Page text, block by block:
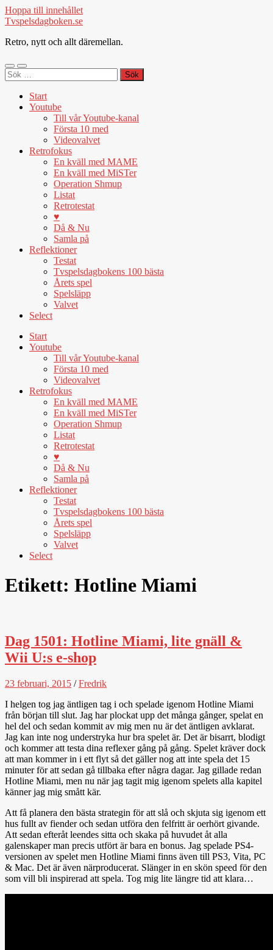
Hoppa till innehållet
Tvspelsdagboken.se
Retro, nytt och allt däremellan.
Slå
på/av
Slå
på/av
Sök
efter:
Start
Youtube
Till vår Youtube-kanal
Första 10 med
Videovalvet
Retrofokus
En kväll med MAME
En kväll med MiSTer
Operation Shmup
Listat
Retrotestat
♥
Då & Nu
Samla på
Reflektioner
Testat
Tvspelsdagbokens 100 bästa
Årets spel
Spelsläpp
Valvet
Select
Start
Youtube
Till vår Youtube-kanal
Första 10 med
Videovalvet
Retrofokus
En kväll med MAME
En kväll med MiSTer
Operation Shmup
Listat
Retrotestat
♥
Då & Nu
Samla på
Reflektioner
Testat
Tvspelsdagbokens 100 bästa
Årets spel
Spelsläpp
Valvet
Select
Etikett: Hotline Miami
Dag 1501: Hotline Miami, lite gnäll &
Wii U:s e-shop
23 februari, 2015 /Fredrik
I helgen tog jag äntligen tag i och spelade igenom Hotline Miami
från början till slut. Jag har plockat upp det många gånger, spelat en
hel del och sedan kommit av mig men nu är det äntligen avklarat.
Jag kan inte nog understryka hur bra spelet är. Det är bisarrt, blodigt
och kommer att testa dina reflexer gång på gång. Spelet kräver dock
att man kommer in i ett flyt så det gäller nog att inte spela det 15
minuter för att sedan gå tillbaka efter några dagar. Jag gillade redan
Hotline Miami, men nu när jag tagit mig igenom spelets alla kapitel
känner jag mig smått kär.
Att få planera den bästa strategin för att slå och skjuta sig igenom ett
hus fullt av fiender och sedan utföra den felfritt är oerhört givande.
Att sedan efteråt leendes sitta och skaka på huvudet åt alla
galenskaper man precis utfört är bara en bonus. Jag spelade PS4-
versionen av spelet men Hotline Miami finns även till PS3, Vita, PC
& Mac. Det är även närproducerat. Slänger in en skön speed för den
som vill bli inspirerad att spela. Tog mig lite längre tid att klara…